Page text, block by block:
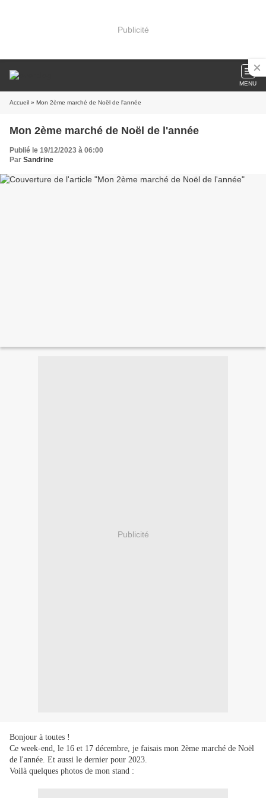
Publicité
MENU
Accueil » Mon 2ème marché de Noël de l'année
Mon 2ème marché de Noël de l'année
Publié le 19/12/2023 à 06:00
Par Sandrine
Publicité
Bonjour à toutes !
Ce week-end, le 16 et 17 décembre, je faisais mon 2ème marché de Noël
de l'année. Et aussi le dernier pour 2023.
Voilà quelques photos de mon stand :